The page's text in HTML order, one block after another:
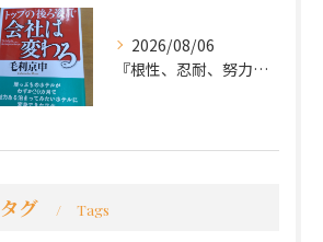
2026/08/06
『根性、忍耐、努力という言葉は死語なのか』
タグ Tags